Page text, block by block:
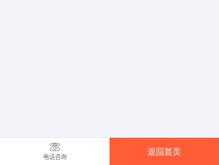
电话咨询
返回首页